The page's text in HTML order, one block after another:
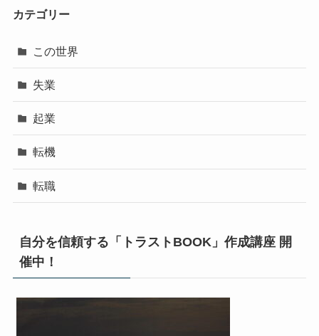
カテゴリー
この世界
失業
起業
転機
転職
自分を信頼する「トラストBOOK」作成講座 開
催中！